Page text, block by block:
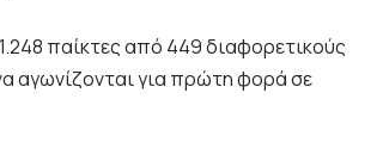
παίκτες από 449 διαφορετικούς
αγωνίζονται για πρώτη φορά σε